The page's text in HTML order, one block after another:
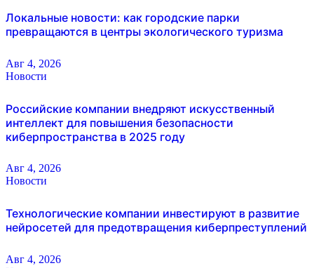
Локальные новости: как городские парки
превращаются в центры экологического туризма
Авг 4, 2026
Новости
Российские компании внедряют искусственный
интеллект для повышения безопасности
киберпространства в 2025 году
Авг 4, 2026
Новости
Технологические компании инвестируют в развитие
нейросетей для предотвращения киберпреступлений
Авг 4, 2026